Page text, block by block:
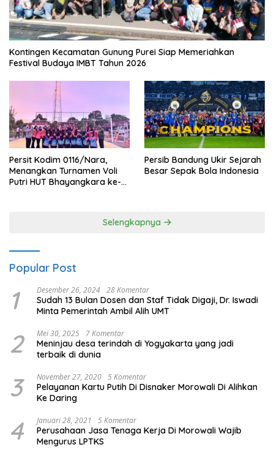
Kontingen Kecamatan Gunung Purei Siap Memeriahkan
Festival Budaya IMBT Tahun 2026
Persit Kodim 0116/Nara,
Menangkan Turnamen Voli
Putri HUT Bhayangkara ke-
Persib Bandung Ukir Sejarah
Besar Sepak Bola Indonesia
Selengkapnya
Popular Post
1 Desember 26, 2024 28 Komentar
Sudah 13 Bulan Dosen dan Staf Tidak Digaji, Dr. Iswadi
Minta Pemerintah Ambil Alih UMT
2 Mei 30, 2025 7 Komentar
Meninjau desa terindah di Yogyakarta yang jadi
terbaik di dunia
3 November 27, 2020 5 Komentar
Pelayanan Kartu Putih Di Disnaker Morowali Di Alihkan
Ke Daring
4 Januari 28, 2021 5 Komentar
Perusahaan Jasa Tenaga Kerja Di Morowali Wajib
Mengurus LPTKS